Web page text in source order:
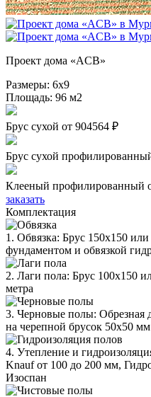
Проект дома «ACB»
Размеры: 6х9
Площадь: 96 м2
Брус сухой от 904564 ₽
Брус сухой
Клееный профилированный
заказать
Комплектация
1. Обвязка: Брус 150х150
фундаментом и обвязкой
2. Лаги пола: Брус 100х150
метра
3. Черновые полы: Обрезная
на черепной брусок 50х50 мм
4. Утепление и
Knauf от 100 до 200 мм,
Изоспан